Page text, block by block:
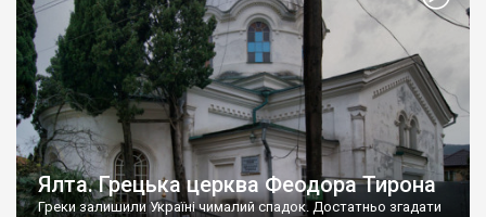
Ялта. Грецька церква Феодора Тирона
Греки залишили Україні чималий спадок. Достатньо згадати